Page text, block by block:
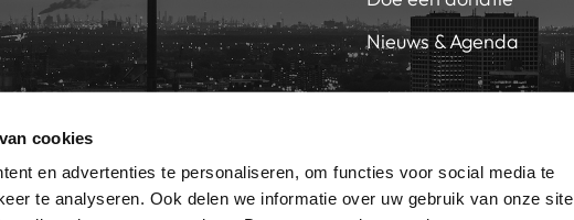
cookies
en advertenties te personaliseren, om functies voor social media te
te analyseren. Ook delen we informatie over uw gebruik van onze site
Nieuws & Agenda